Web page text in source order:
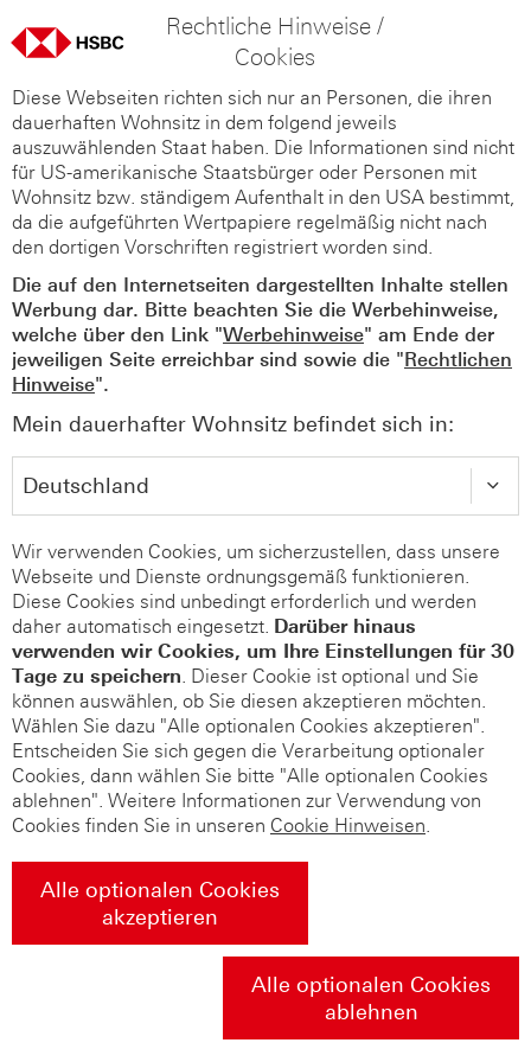
Rechtliche Hinweise /
Cookies
Diese Webseiten richten sich nur an Personen, die ihren
dauerhaften Wohnsitz in dem folgend jeweils
auszuwählenden Staat haben. Die Informationen sind nicht
für US-amerikanische Staatsbürger oder Personen mit
Wohnsitz bzw. ständigem Aufenthalt in den USA bestimmt,
da die aufgeführten Wertpapiere regelmäßig nicht nach
den dortigen Vorschriften registriert worden sind.
Die auf den Internetseiten dargestellten Inhalte stellen
Werbung dar. Bitte beachten Sie die Werbehinweise,
welche über den Link "Werbehinweise" am Ende der
jeweiligen Seite erreichbar sind sowie die "Rechtlichen
Hinweise".
Mein dauerhafter Wohnsitz befindet sich in:
Wir verwenden Cookies, um sicherzustellen, dass unsere
Webseite und Dienste ordnungsgemäß funktionieren.
Diese Cookies sind unbedingt erforderlich und werden
daher automatisch eingesetzt. Darüber hinaus
verwenden wir Cookies, um Ihre Einstellungen für 30
Tage zu speichern. Dieser Cookie ist optional und Sie
können auswählen, ob Sie diesen akzeptieren möchten.
Wählen Sie dazu "Alle optionalen Cookies akzeptieren".
Entscheiden Sie sich gegen die Verarbeitung optionaler
Cookies, dann wählen Sie bitte "Alle optionalen Cookies
ablehnen". Weitere Informationen zur Verwendung von
Cookies finden Sie in unseren Cookie Hinweisen.
Alle optionalen Cookies
akzeptieren
Alle optionalen Cookies
ablehnen